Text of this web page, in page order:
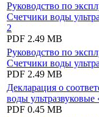
Руководство по
Счетчики воды
2
PDF 2.49 MB
Руководство по
Счетчики воды
PDF 2.49 MB
Декларация о
воды ультразвуковые
PDF 0.45 MB